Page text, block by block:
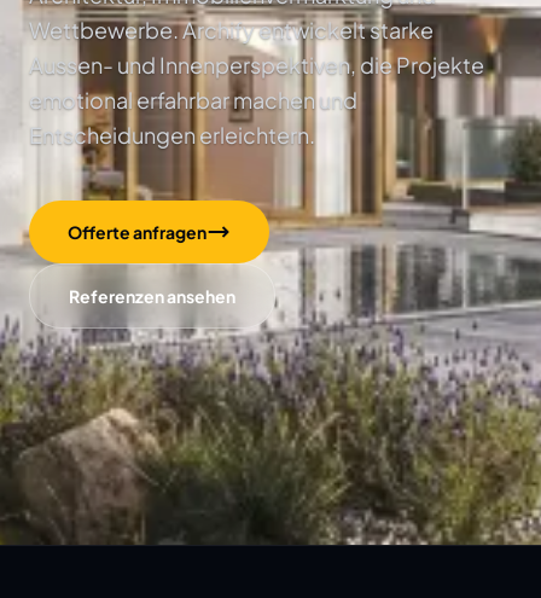
Wettbewerbe. Archify entwickelt starke
Aussen- und Innenperspektiven, die Projekte
emotional erfahrbar machen und
Entscheidungen erleichtern.
Offerte anfragen
Referenzen ansehen